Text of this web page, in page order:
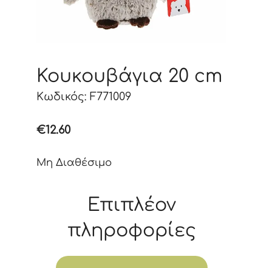
Κουκουβάγια 20 cm
Κωδικός: F771009
€12.60
Μη Διαθέσιμο
Επιπλέον
πληροφορίες